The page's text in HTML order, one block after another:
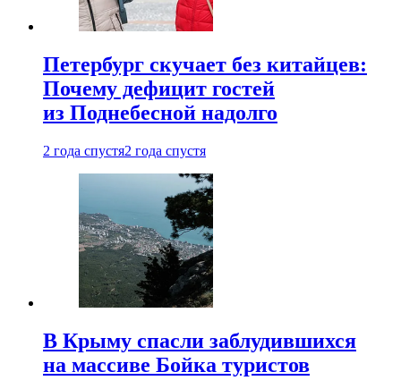
Петербург скучает без китайцев:
Почему дефицит гостей
из Поднебесной надолго
2 года спустя2 года спустя
В Крыму спасли заблудившихся
на массиве Бойка туристов